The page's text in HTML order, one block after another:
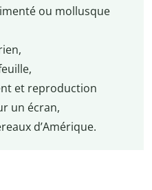
ou mollusque
et reproduction
un écran,
d’Amérique.